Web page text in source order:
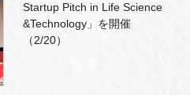
Startup Pitch in Life Science
&Technology」を開催
（2/20）